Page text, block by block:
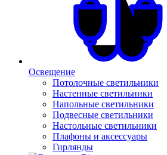
Освещение
Потолочные светильники
Настенные светильники
Напольные светильники
Подвесные светильники
Настольные светильники
Плафоны и аксессуары
Гирлянды